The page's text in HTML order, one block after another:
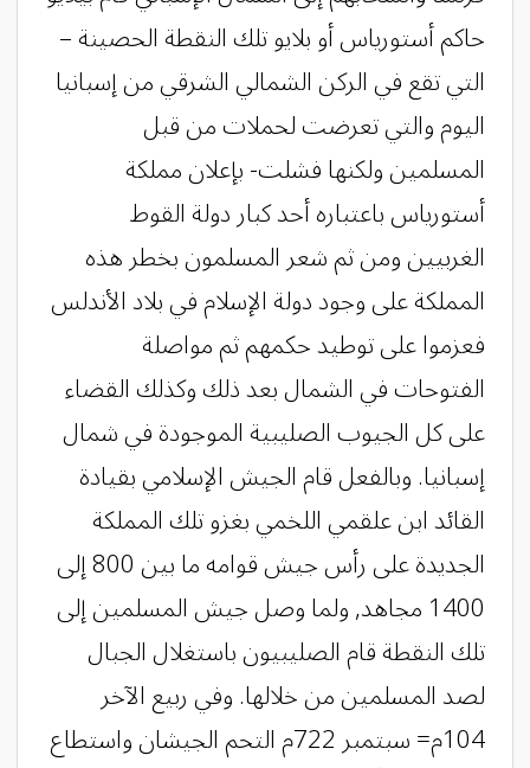
حاكم أستورياس أو بلايو تلك النقطة الحصينة –
التي تقع في الركن الشمالي الشرقي من إسبانيا
اليوم والتي تعرضت لحملات من قبل
المسلمين ولكنها فشلت- بإعلان مملكة
أستورياس باعتباره أحد كبار دولة القوط
الغربيين ومن ثم شعر المسلمون بخطر هذه
المملكة على وجود دولة الإسلام في بلاد الأندلس
فعزموا على توطيد حكمهم ثم مواصلة
الفتوحات في الشمال بعد ذلك وكذلك القضاء
على كل الجيوب الصليبية الموجودة في شمال
إسبانيا. وبالفعل قام الجيش الإسلامي بقيادة
القائد ابن علقمي اللخمي بغزو تلك المملكة
الجديدة على رأس جيش قوامه ما بين 800 إلى
1400 مجاهد, ولما وصل جيش المسلمين إلى
تلك النقطة قام الصليبيون باستغلال الجبال
لصد المسلمين من خلالها. وفي ربيع الآخر
104م= سبتمبر 722م التحم الجيشان واستطاع